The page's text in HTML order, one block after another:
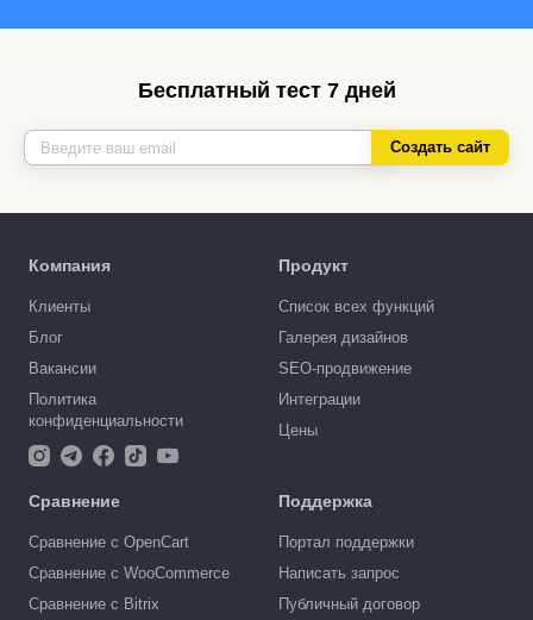
Бесплатный тест 7 дней
Создать сайт
Компания
Клиенты
Блог
Вакансии
Политика
конфиденциальности
Продукт
Список всех функций
Галерея дизайнов
SEO-продвижение
Интеграции
Цены
Сравнение
Сравнение с OpenCart
Сравнение с WooCommerce
Сравнение с Bitrix
Поддержка
Портал поддержки
Написать запрос
Публичный договор